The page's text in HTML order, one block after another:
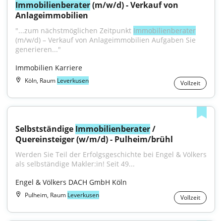
Immobilienberater (m/w/d) - Verkauf von
Anlageimmobilien
"...zum nächstmöglichen Zeitpunkt Immobilienberater
(m/w/d) – Verkauf von Anlageimmobilien Aufgaben Sie
generieren..."
Immobilien Karriere
Köln, Raum Leverkusen Vollzeit
Selbstständige Immobilienberater /
Quereinsteiger (w/m/d) - Pulheim/brühl
Werden Sie Teil der Erfolgsgeschichte bei Engel & Völkers
als selbständige Makler:in! Seit 49...
Engel & Völkers DACH GmbH Köln
Pulheim, Raum Leverkusen Vollzeit